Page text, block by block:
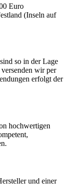
Euro
(Inseln auf
so in der Lage
wir per
erfolgt der
hochwertigen
und einer